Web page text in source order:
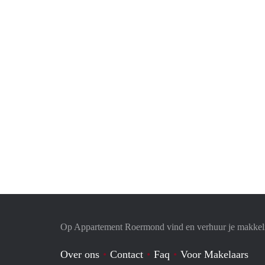
Op Appartement Roermond vind en verhuur je
Over ons Contact Faq Voor Makelaars